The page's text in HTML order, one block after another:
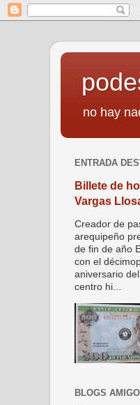
no hay
ENTRADA
Billete de
Vargas
Creador de
arequipeño
de fin de año
con el
aniversario
centro hi...
BLOGS